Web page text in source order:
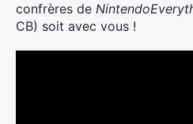
confrères de
CB) soit avec vous !